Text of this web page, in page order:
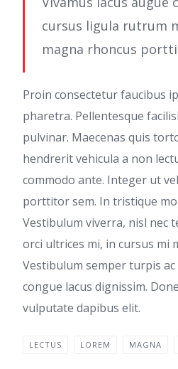
cursus ligula rutrum
magna rhoncus
Proin consectetur faucibus
pharetra. Pellentesque
pulvinar. Maecenas quis
hendrerit vehicula a non
commodo ante. Integer ut
porttitor sem. In tristique
Vestibulum viverra, nisl nec
orci ultrices mi, in cursus mi
Vestibulum semper turpis
congue lacus dignissim.
vulputate dapibus elit.
LECTUS LOREM MAGNA